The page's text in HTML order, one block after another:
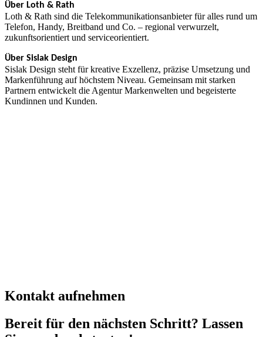
Über Loth & Rath
Loth & Rath sind die Telekommunikationsanbieter für alles rund um
Telefon, Handy, Breitband und Co. – regional verwurzelt,
zukunftsorientiert und serviceorientiert.
Über Sislak Design
Sislak Design steht für kreative Exzellenz, präzise Umsetzung und
Markenführung auf höchstem Niveau. Gemeinsam mit starken
Partnern entwickelt die Agentur Markenwelten und begeisterte
Kundinnen und Kunden.
Kontakt aufnehmen
Bereit für den nächsten Schritt? Lassen